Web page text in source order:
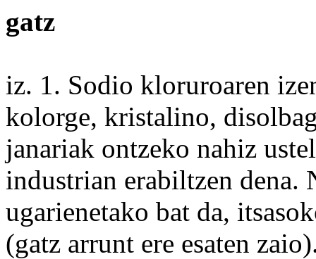
gatz
iz. 1. Sodio kloruroaren
kolorge, kristalino,
janariak ontzeko nahiz
industrian erabiltzen dena.
ugarienetako bat da,
(gatz arrunt ere esaten zaio